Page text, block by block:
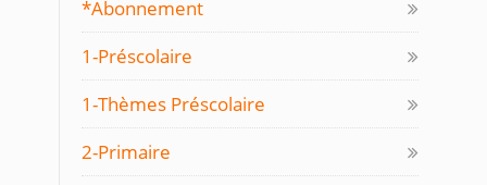
*Abonnement
1-Préscolaire
1-Thèmes Préscolaire
2-Primaire